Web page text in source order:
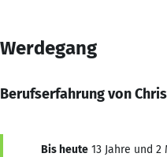
Werdegang
Berufserfahrung von
Bis heute 13 Jahre und 2